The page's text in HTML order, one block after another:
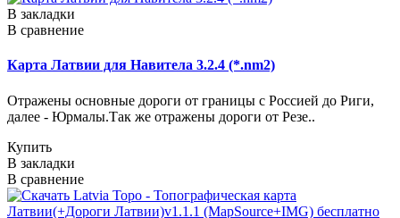
В закладки
В сравнение
Карта Латвии для Навитела 3.2.4 (*.nm2)
Отражены основные дороги от границы с Россией до Риги,
далее - Юрмалы.Так же отражены дороги от Резе..
Купить
В закладки
В сравнение